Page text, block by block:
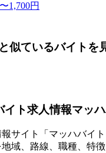
1,700円
似ているバイトを
イト求人情報マッ
サイト「マッハバイ
域、路線、職種、特